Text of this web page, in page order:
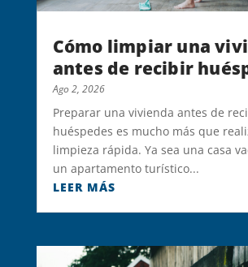
Cómo limpiar una
antes de recibir
Ago 2, 2026
Preparar una vivienda antes de
huéspedes es mucho más que
limpieza rápida. Ya sea una casa
un apartamento turístico...
LEER MÁS